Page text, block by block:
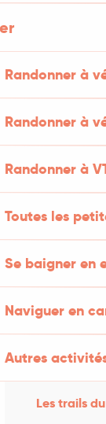
Randonner à
Randonner à
Randonner à
Toutes les
Se baigner en
Naviguer en
Autres
Les trails
cet
une
de logis
de ronde et
verra
et